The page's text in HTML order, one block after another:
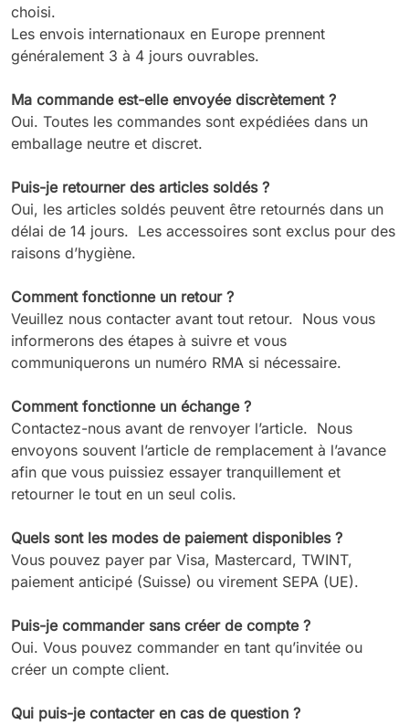
choisi.
Les envois internationaux en Europe prennent
généralement 3 à 4 jours ouvrables.
Ma commande est-elle envoyée discrètement ?
Oui. Toutes les commandes sont expédiées dans un
emballage neutre et discret.
Puis-je retourner des articles soldés ?
Oui, les articles soldés peuvent être retournés dans un
délai de 14 jours. Les accessoires sont exclus pour des
raisons d’hygiène.
Comment fonctionne un retour ?
Veuillez nous contacter avant tout retour. Nous vous
informerons des étapes à suivre et vous
communiquerons un numéro RMA si nécessaire.
Comment fonctionne un échange ?
Contactez-nous avant de renvoyer l’article. Nous
envoyons souvent l’article de remplacement à l’avance
afin que vous puissiez essayer tranquillement et
retourner le tout en un seul colis.
Quels sont les modes de paiement disponibles ?
Vous pouvez payer par Visa, Mastercard, TWINT,
paiement anticipé (Suisse) ou virement SEPA (UE).
Puis-je commander sans créer de compte ?
Oui. Vous pouvez commander en tant qu’invitée ou
créer un compte client.
Qui puis-je contacter en cas de question ?